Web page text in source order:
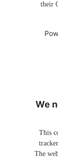
their
We
This
The